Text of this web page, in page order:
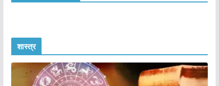
शास्त्र